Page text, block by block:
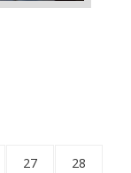
27 28